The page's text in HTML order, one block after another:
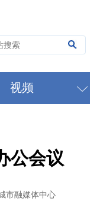
视频
公会议
市融媒体中心